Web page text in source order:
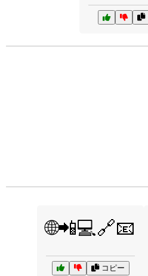
🌐📲💻🔗📧
コピー